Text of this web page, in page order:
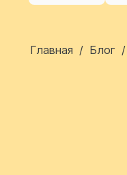
Главная / Блог /